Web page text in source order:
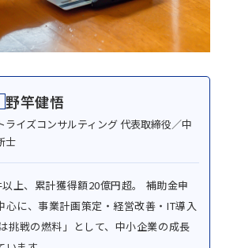
野竿健悟
ライズコンサルティング 代表取締役／中
士
上、累計獲得額20億円超。 補助金申
心に、事業計画策定・経営改善・IT導入
挑戦の燃料」として、中小企業の成長